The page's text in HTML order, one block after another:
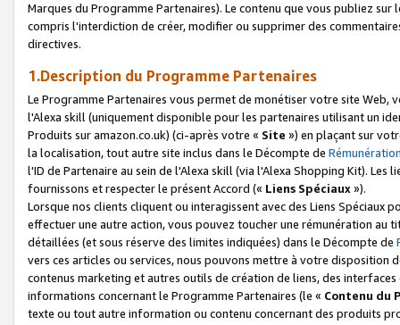
Marques du Programme Partenaires). Le contenu que vous publiez
compris l'interdiction de créer, modifier ou supprimer des
directives.
1.Description du Programme Partenaires
Le Programme Partenaires vous permet de monétiser votre site Web,
l'Alexa skill (uniquement disponible pour les partenaires utilisant un
Produits sur amazon.co.uk) (ci-après votre « Site ») en plaçant sur
la localisation, tout autre site inclus dans le Décompte de
l'ID de Partenaire au sein de l'Alexa skill (via l'Alexa Shopping Kit).
fournissons et respecter le présent Accord (« Liens Spéciaux»).
Lorsque nos clients cliquent ou interagissent avec des Liens Spéciaux
effectuer une autre action, vous pouvez toucher une rémunération
détaillées (et sous réserve des limites indiquées) dans le Décompte de
vers ces articles ou services, nous pouvons mettre à votre disposition
contenus marketing et autres outils de création de liens, des
informations concernant le Programme Partenaires (le « Contenu du
texte ou tout autre information ou contenu concernant des produits